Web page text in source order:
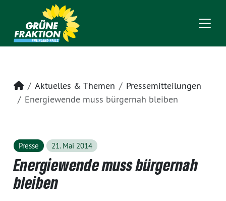
Startseite
Aktuelles & Themen
Pressemitteilungen
Energiewende muss bürgernah bleiben
Presse 21. Mai 2014
Energiewende muss bürgernah
bleiben